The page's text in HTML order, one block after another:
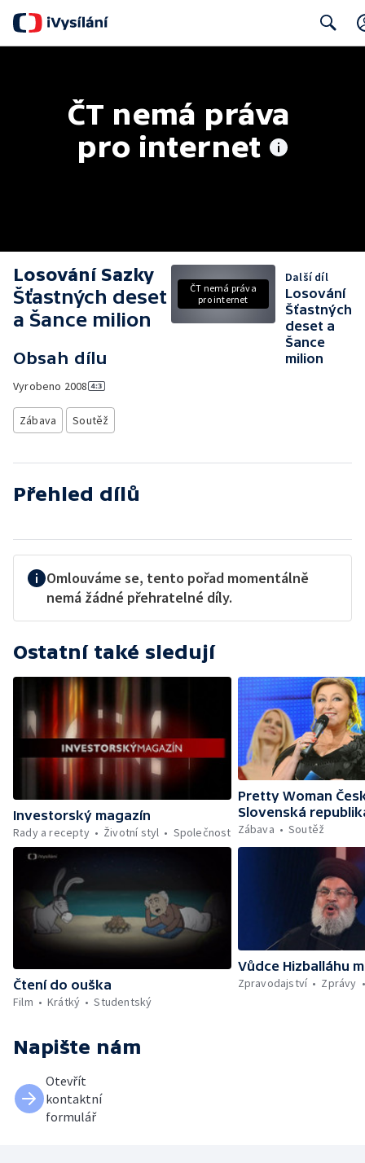
ČT nemá práva
pro internet
Losování Sazky
Šťastných deset
a Šance milion
Obsah dílu
Vyrobeno 2008
Zábava Soutěž
ČT nemá práva
pro internet
Další díl
Losování
Šťastných
deset a
Šance
milion
Přehled dílů
Omlouváme se, tento pořad momentálně
nemá žádné přehratelné díly.
Ostatní také sledují
Investorský magazín
Rady a recepty
Životní styl Společnost
Pretty Woman
Slovenská
Zábava
Soutěž
Čtení do ouška
Film
Krátký Studentský
Vůdce Hizballáhu
Zpravodajství
Zprávy
Napište nám
Otevřít
kontaktní
formulář